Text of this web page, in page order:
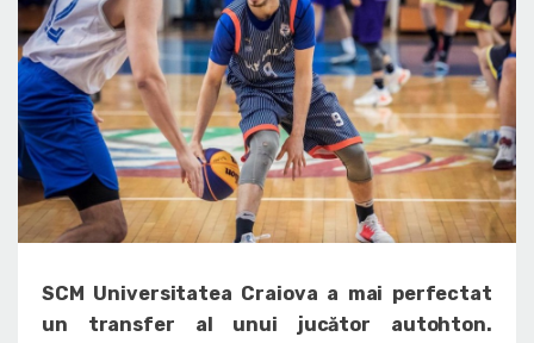
SCM Universitatea Craiova a mai perfectat
un transfer al unui jucător autohton.